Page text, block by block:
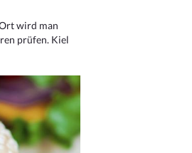
wird man
prüfen. Kiel